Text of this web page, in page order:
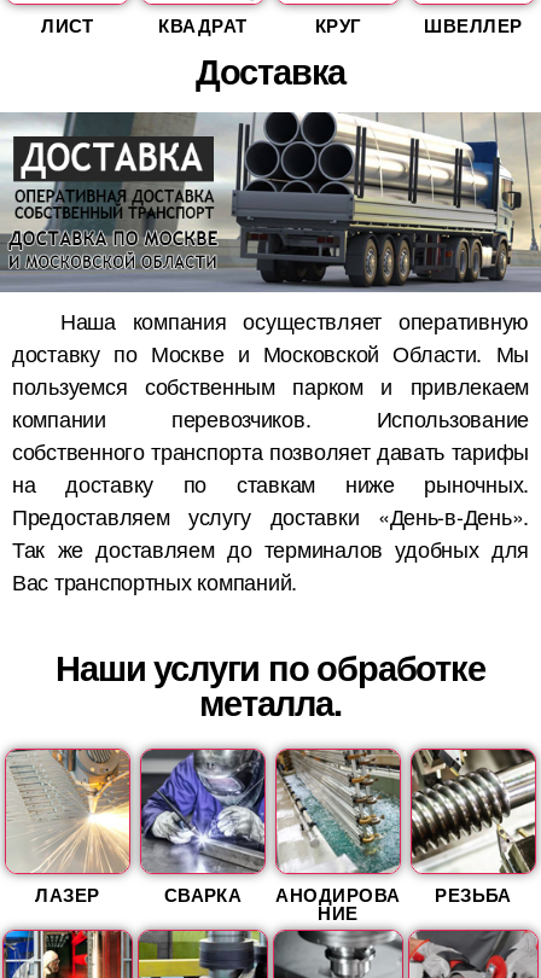
ЛИСТ КВАДРАТ КРУГ ШВЕЛЛЕР
Доставка
Наша компания осуществляет оперативную
доставку по Москве и Московской Области. Мы
пользуемся собственным парком и привлекаем
компании перевозчиков. Использование
собственного транспорта позволяет давать тарифы
на доставку по ставкам ниже рыночных.
Предоставляем услугу доставки «День-в-День».
Так же доставляем до терминалов удобных для
Вас транспортных компаний.
Наши услуги по обработке
металла.
ЛАЗЕР СВАРКА АНОДИРОВА
НИЕ
РЕЗЬБА